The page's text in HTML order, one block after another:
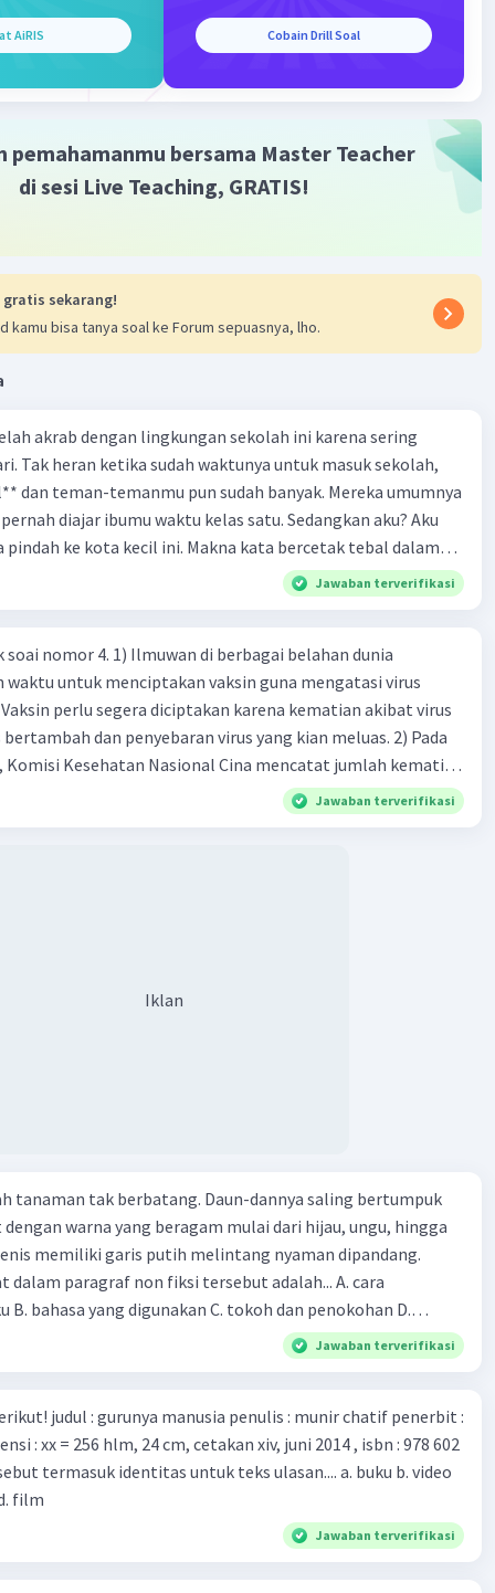
Iklan
AiRIS Cobain Drill Soal
pemahamanmu bersama Master Teacher
di sesi Live Teaching, GRATIS!
gratis sekarang!
kamu bisa tanya soal ke Forum sepuasnya, lho.
akrab dengan lingkungan sekolah ini karena sering
Tak heran ketika sudah waktunya untuk masuk sekolah,
dan teman-temanmu pun sudah banyak. Mereka umumnya
diajar ibumu waktu kelas satu. Sedangkan aku? Aku
pindah ke kota kecil ini. Makna kata bercetak tebal dalam
kutipan cerpen tersebut adalah .... A. ramah C. santun B. sopan D. baik
Jawaban terverifikasi
nomor 4. 1) Ilmuwan di berbagai belahan dunia
waktu untuk menciptakan vaksin guna mengatasi virus
perlu segera diciptakan karena kematian akibat virus
dan penyebaran virus yang kian meluas. 2) Pada
Komisi Kesehatan Nasional Cina mencatat jumlah kematian
baru telah mencapai 636 kasus, sedangkan jumlah warga
31.161 kasus. Kasus terbanyak terjadi di Hubei, Cina,
menciptakan berbagai jenis inokulasi bersama sejumlah
perlu segera mempelajari virus corona yang menjadi
kesehatan dunia karena persebarannya sangat cepat. C.
diri dan menjaga kesehatan dalam menghadapi
yang mulai menyebar di Indonesia, D. Virus corona
bagi kesehatan manusia.
Jawaban terverifikasi
Iklan
tanaman tak berbatang. Daun-dannya saling bertumpuk
warna yang beragam mulai dari hijau, ungu, hingga
memiliki garis putih melintang nyaman dipandang.
paragraf non fiksi tersebut adalah... A. cara
B. bahasa yang digunakan C. tokoh dan penokohan D.
Jawaban terverifikasi
chatif penerbit :
film
Jawaban terverifikasi